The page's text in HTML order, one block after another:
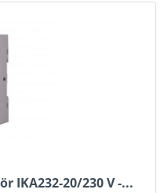
IKA232-20/230 V -...